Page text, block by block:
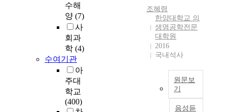
수해
양 (7)
사
회과
학 (4)
수여기관
아
주대
학교
(400)
조혜령
한양대학교 의
생명공학전문
대학원
2016
국내석사
원문보
기
음성듣